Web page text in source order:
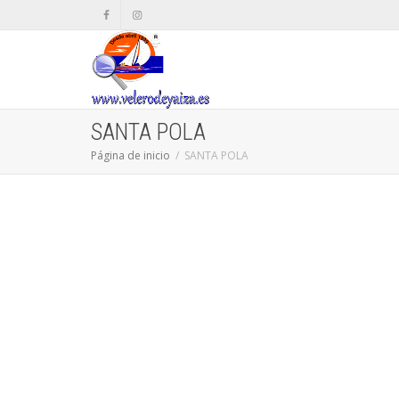
SANTA POLA
Página de inicio SANTA POLA